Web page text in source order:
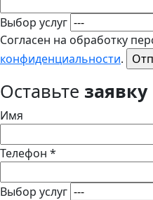
Выбор услуг
Согласен на обработку
конфиденциальности.
Оставьте заявку
Имя
Телефон *
Выбор услуг